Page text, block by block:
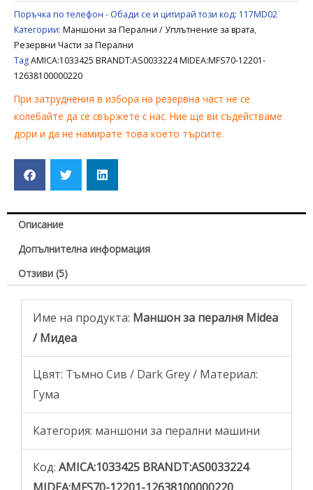
MIDEA:MFS70-
12201-
12638100000220
Поръчка по телефон - Обади се и цитирай този код: 117MD02
Категории: Маншони за Перални / Уплътнение за врата,
Резервни Части за Перални
TagAMICA:1033425 BRANDT:AS0033224 MIDEA:MFS70-12201-
12638100000220
При затруднения в избора на резервна част не се
колебайте да се свържете с нас. Ние ще ви съдействаме
дори и да не намирате това което търсите.
Описание
Допълнителна информация
Отзиви (5)
Име на продукта: Maншон за пералня Midea
/ Мидеа
Цвят: Тъмно Сив / Dark Grey / Материал:
Гума
Категория: маншони за перални машини
Код: AMICA:1033425 BRANDT:AS0033224